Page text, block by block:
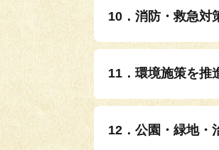
10．消防・救急対
11．環境施策を推
12．公園・緑地・